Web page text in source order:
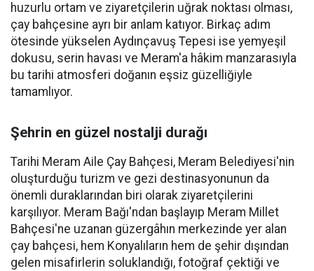
huzurlu ortam ve ziyaretçilerin uğrak noktası olması,
çay bahçesine ayrı bir anlam katıyor. Birkaç adım
ötesinde yükselen Aydınçavuş Tepesi ise yemyeşil
dokusu, serin havası ve Meram'a hâkim manzarasıyla
bu tarihi atmosferi doğanın eşsiz güzelliğiyle
tamamlıyor.
Şehrin en güzel nostalji durağı
Tarihi Meram Aile Çay Bahçesi, Meram Belediyesi'nin
oluşturduğu turizm ve gezi destinasyonunun da
önemli duraklarından biri olarak ziyaretçilerini
karşılıyor. Meram Bağı'ndan başlayıp Meram Millet
Bahçesi'ne uzanan güzergâhın merkezinde yer alan
çay bahçesi, hem Konyalıların hem de şehir dışından
gelen misafirlerin soluklandığı, fotoğraf çektiği ve